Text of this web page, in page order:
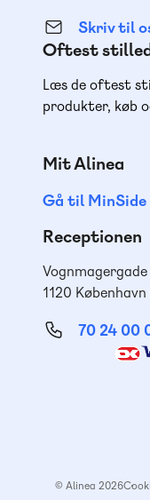
Skriv til
Oftest
Læs de oftest
produkter, køb
Mit Alinea
Gå til MinSide
Receptionen
Vognmagergade
1120 København
70 24 00
© Alinea 2026